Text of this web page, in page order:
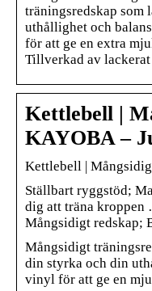
träningsredskap som
uthållighet och
för att ge en extra
Tillverkad av lackerat
Kettlebell |
KAYOBA –
Kettlebell |
Ställbart ryggstöd;
dig att träna
Mångsidigt redskap;
Mångsidigt
din styrka och din
vinyl för att ge en